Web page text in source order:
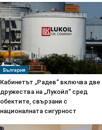
България
Кабинетът „Радев“ включва две
дружества на „Лукойл“ сред
обектите, свързани с
националната сигурност